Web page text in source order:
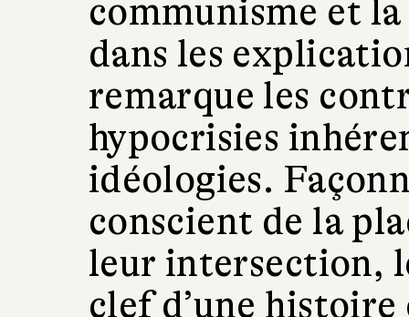
communisme et
dans les
remarque les
hypocrisies
idéologies.
conscient de la
leur intersection,
clef d’une